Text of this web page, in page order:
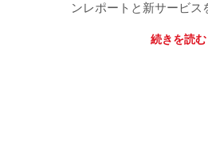
ンレポートと新サービス
続きを読む